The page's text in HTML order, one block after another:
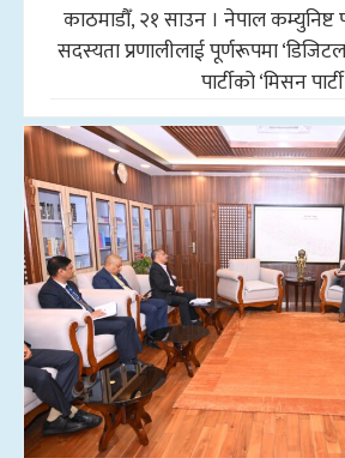
काठमाडौँ, २१ साउन । नेपाल कम्युनिष्ट
सदस्यता प्रणालीलाई पूर्णरूपमा
पार्टीको ‘मिसन पार्टी